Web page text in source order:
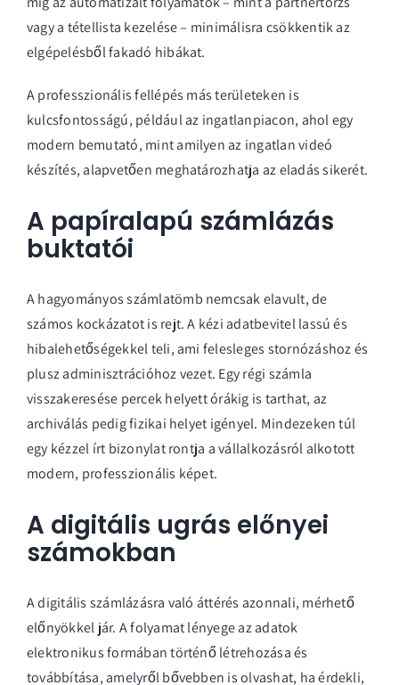
vagy a tétellista kezelése – minimálisra csökkentik az
elgépelésből fakadó hibákat.
A professzionális fellépés más területeken is
kulcsfontosságú, például az ingatlanpiacon, ahol egy
modern bemutató, mint amilyen az ingatlan videó
készítés, alapvetően meghatározhatja az eladás sikerét.
A papíralapú számlázás
buktatói
A hagyományos számlatömb nemcsak elavult, de
számos kockázatot is rejt. A kézi adatbevitel lassú és
hibalehetőségekkel teli, ami felesleges stornózáshoz és
plusz adminisztrációhoz vezet. Egy régi számla
visszakeresése percek helyett órákig is tarthat, az
archiválás pedig fizikai helyet igényel. Mindezeken túl
egy kézzel írt bizonylat rontja a vállalkozásról alkotott
modern, professzionális képet.
A digitális ugrás előnyei
számokban
A digitális számlázásra való áttérés azonnali, mérhető
előnyökkel jár. A folyamat lényege az adatok
elektronikus formában történő létrehozása és
továbbítása, amelyről bővebben is olvashat, ha érdekli,